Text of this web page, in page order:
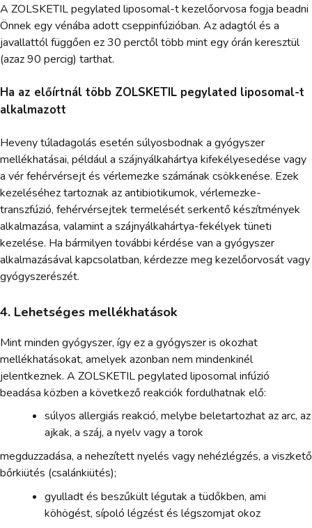
A ZOLSKETIL pegylated liposomal-t kezelőorvosa fogja beadni
Önnek egy vénába adott cseppinfúzióban. Az adagtól és a
javallattól függően ez 30 perctől több mint egy órán keresztül
(azaz 90 percig) tarthat.
Ha az előírtnál több ZOLSKETIL pegylated liposomal-t
alkalmazott
Heveny túladagolás esetén súlyosbodnak a gyógyszer
mellékhatásai, például a szájnyálkahártya kifekélyesedése vagy
a vér fehérvérsejt és vérlemezke számának csökkenése. Ezek
kezeléséhez tartoznak az antibiotikumok, vérlemezke-
transzfúzió, fehérvérsejtek termelését serkentő készítmények
alkalmazása, valamint a szájnyálkahártya-fekélyek tüneti
kezelése. Ha bármilyen további kérdése van a gyógyszer
alkalmazásával kapcsolatban, kérdezze meg kezelőorvosát vagy
gyógyszerészét.
4. Lehetséges mellékhatások
Mint minden gyógyszer, így ez a gyógyszer is okozhat
mellékhatásokat, amelyek azonban nem mindenkinél
jelentkeznek. A ZOLSKETIL pegylated liposomal infúzió
beadása közben a következő reakciók fordulhatnak elő:
súlyos allergiás reakció, melybe beletartozhat az arc, az
ajkak, a száj, a nyelv vagy a torok
megduzzadása, a nehezített nyelés vagy nehézlégzés, a viszkető
bőrkiütés (csalánkiütés);
gyulladt és beszűkült légutak a tüdőkben, ami
köhögést, sípoló légzést és légszomjat okoz